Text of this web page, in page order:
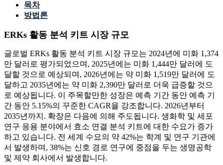
목차
방법론
ERKs 활동 분석 키트 시장 규모
글로벌 ERKs 활동 분석 키트 시장 규모는 2024년에 미화 1,374
만 달러로 평가되었으며, 2025년에는 미화 1,444만 달러에 도
달할 것으로 예상되며, 2026년에는 약 미화 1,519만 달러에 도
달하고 2035년에는 약 미화 2,390만 달러로 더욱 급증할 것으
로 예상됩니다. 이 주목할만한 성장은 예측 기간 동안 예측 기
간 동안 5.15%의 꾸준한 CAGR을 강조합니다. 2026년부터
2035년까지. 확장은 다음에 의해 주도됩니다. 생화학 및 세포
연구 응용 분야에서 효소 연결 분석 키트에 대한 수요가 증가
하고 있습니다. 전 세계 수요의 약 42%는 학계 및 연구 기관에
서 발생하며, 38%는 신호 경로 연구에 중점을 두는 생명공학
및 제약 회사에서 발생합니다.